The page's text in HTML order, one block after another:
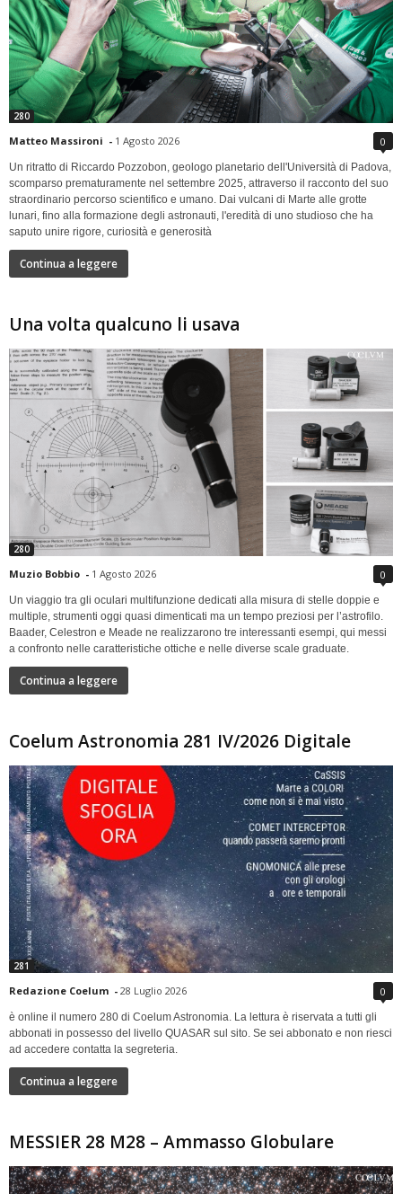
280
Matteo Massironi - 1 Agosto 2026 0
Un ritratto di Riccardo Pozzobon, geologo planetario dell'Università di Padova,
scomparso prematuramente nel settembre 2025, attraverso il racconto del suo
straordinario percorso scientifico e umano. Dai vulcani di Marte alle grotte
lunari, fino alla formazione degli astronauti, l'eredità di uno studioso che ha
saputo unire rigore, curiosità e generosità
Continua a leggere
Una volta qualcuno li usava
280
Muzio Bobbio - 1 Agosto 2026 0
Un viaggio tra gli oculari multifunzione dedicati alla misura di stelle doppie e
multiple, strumenti oggi quasi dimenticati ma un tempo preziosi per l’astrofilo.
Baader, Celestron e Meade ne realizzarono tre interessanti esempi, qui messi
a confronto nelle caratteristiche ottiche e nelle diverse scale graduate.
Continua a leggere
Coelum Astronomia 281 IV/2026 Digitale
281
Redazione Coelum - 28 Luglio 2026 0
è online il numero 280 di Coelum Astronomia. La lettura è riservata a tutti gli
abbonati in possesso del livello QUASAR sul sito. Se sei abbonato e non riesci
ad accedere contatta la segreteria.
Continua a leggere
MESSIER 28 M28 – Ammasso Globulare